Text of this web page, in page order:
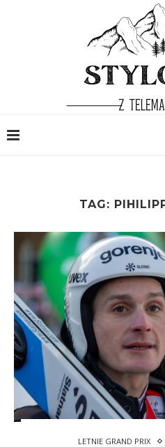
TAG:
LETNIE GRAND PRIX